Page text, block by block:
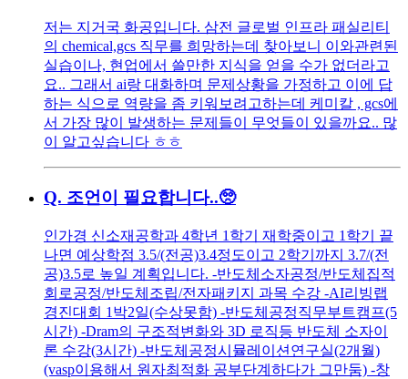
저는 지거국 화공입니다. 삼전 글로벌 인프라 패실리티
의 chemical,gcs 직무를 희망하는데 찾아보니 이와관련된
실습이나, 현업에서 쓸만한 지식을 얻을 수가 없더라고
요.. 그래서 ai랑 대화하며 문제상황을 가정하고 이에 답
하는 식으로 역량을 좀 키워보려고하는데 케미칼 , gcs에
서 가장 많이 발생하는 문제들이 무엇들이 있을까요.. 많
이 알고싶습니다 ㅎㅎ
Q. 조언이 필요합니다..🥺
인가경 신소재공학과 4학년 1학기 재학중이고 1학기 끝
나면 예상학점 3.5/(전공)3.4정도이고 2학기까지 3.7/(전
공)3.5로 높일 계획입니다. -반도체소자공정/반도체집적
회로공정/반도체조립/전자패키지 과목 수강 -AI리빙랩
경진대회 1박2일(수상못함) -반도체공정직무부트캠프(5
시간) -Dram의 구조적변화와 3D 로직등 반도체 소자이
론 수강(3시간) -반도체공정시뮬레이션연구실(2개월)
(vasp이용해서 원자최적화 공부단계하다가 그만둠) -창